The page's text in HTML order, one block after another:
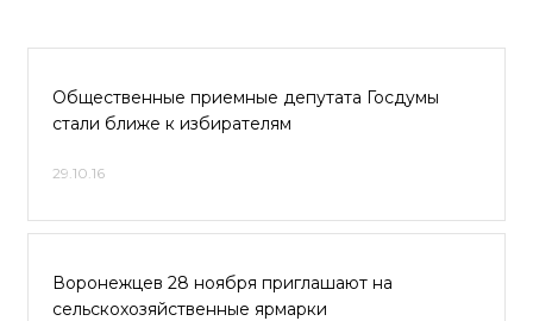
Общественные приемные депутата Госдумы
стали ближе к избирателям
29.10.16
Воронежцев 28 ноября приглашают на
сельскохозяйственные ярмарки